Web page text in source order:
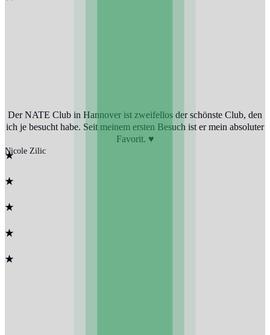
Der NATE Club in Hannover ist zweifellos der schönste Club, den
ich je besucht habe. Seit meinem ersten Besuch ist er mein absoluter
Favorit. ♥️
Nicole Zilic